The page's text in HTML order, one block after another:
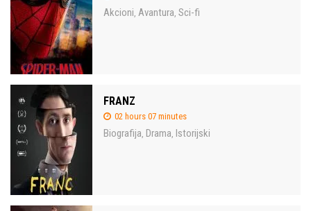
Akcioni, Avantura, Sci-fi
FRANZ
02 hours 07 minutes
Biografija, Drama, Istorijski